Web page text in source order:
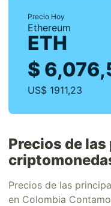
Precio Hoy
Ethereum
ETH
$
US$ 1911,23
Precios de
Precios de las
en Colombia